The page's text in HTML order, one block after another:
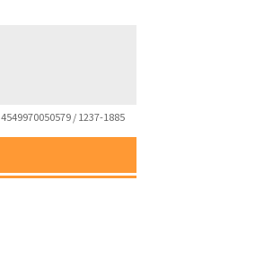
4549970050579 / 1237-1885